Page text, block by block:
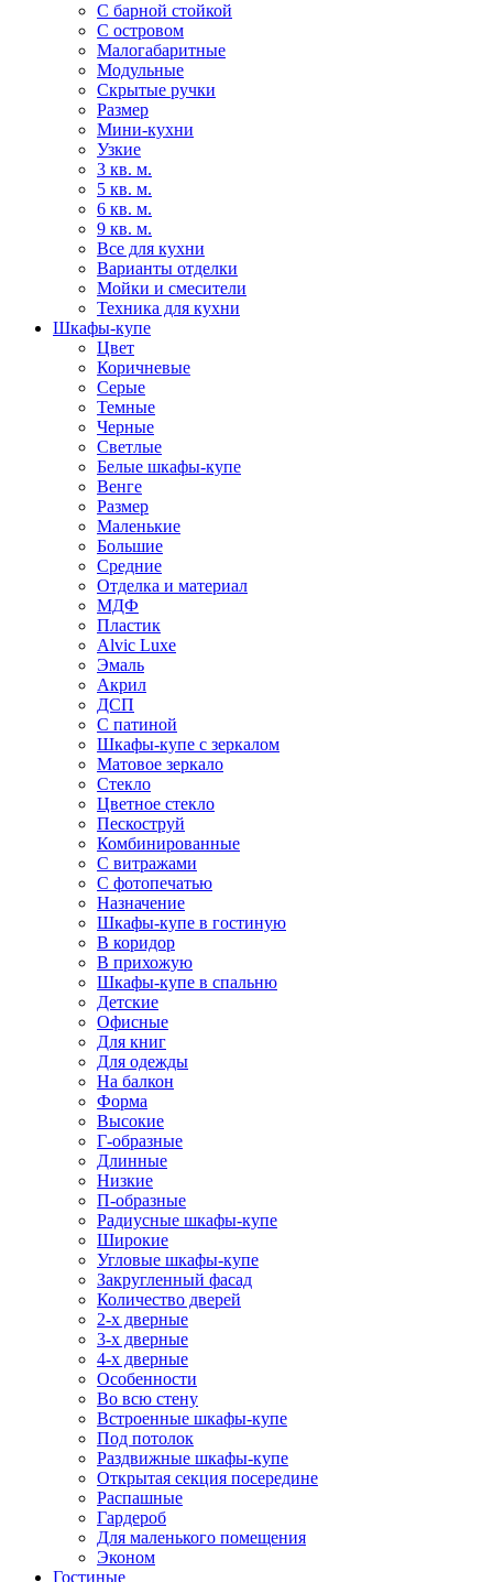
С барной стойкой
С островом
Малогабаритные
Модульные
Скрытые ручки
Размер
Мини-кухни
Узкие
3 кв. м.
5 кв. м.
6 кв. м.
9 кв. м.
Все для кухни
Варианты отделки
Мойки и смесители
Техника для кухни
Шкафы-купе
Цвет
Коричневые
Серые
Темные
Черные
Светлые
Белые шкафы-купе
Венге
Размер
Маленькие
Большие
Средние
Отделка и материал
МДФ
Пластик
Alvic Luxe
Эмаль
Акрил
ДСП
С патиной
Шкафы-купе с зеркалом
Матовое зеркало
Стекло
Цветное стекло
Пескоструй
Комбинированные
С витражами
С фотопечатью
Назначение
Шкафы-купе в гостиную
В коридор
В прихожую
Шкафы-купе в спальню
Детские
Офисные
Для книг
Для одежды
На балкон
Форма
Высокие
Г-образные
Длинные
Низкие
П-образные
Радиусные шкафы-купе
Широкие
Угловые шкафы-купе
Закругленный фасад
Количество дверей
2-х дверные
3-х дверные
4-х дверные
Особенности
Во всю стену
Встроенные шкафы-купе
Под потолок
Раздвижные шкафы-купе
Открытая секция посередине
Распашные
Гардероб
Для маленького помещения
Эконом
Гостиные